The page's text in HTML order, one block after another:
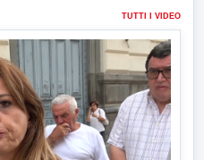
TUTTI I VIDEO